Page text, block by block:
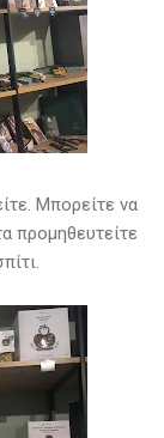
Μπορείτε να
προμηθευτείτε